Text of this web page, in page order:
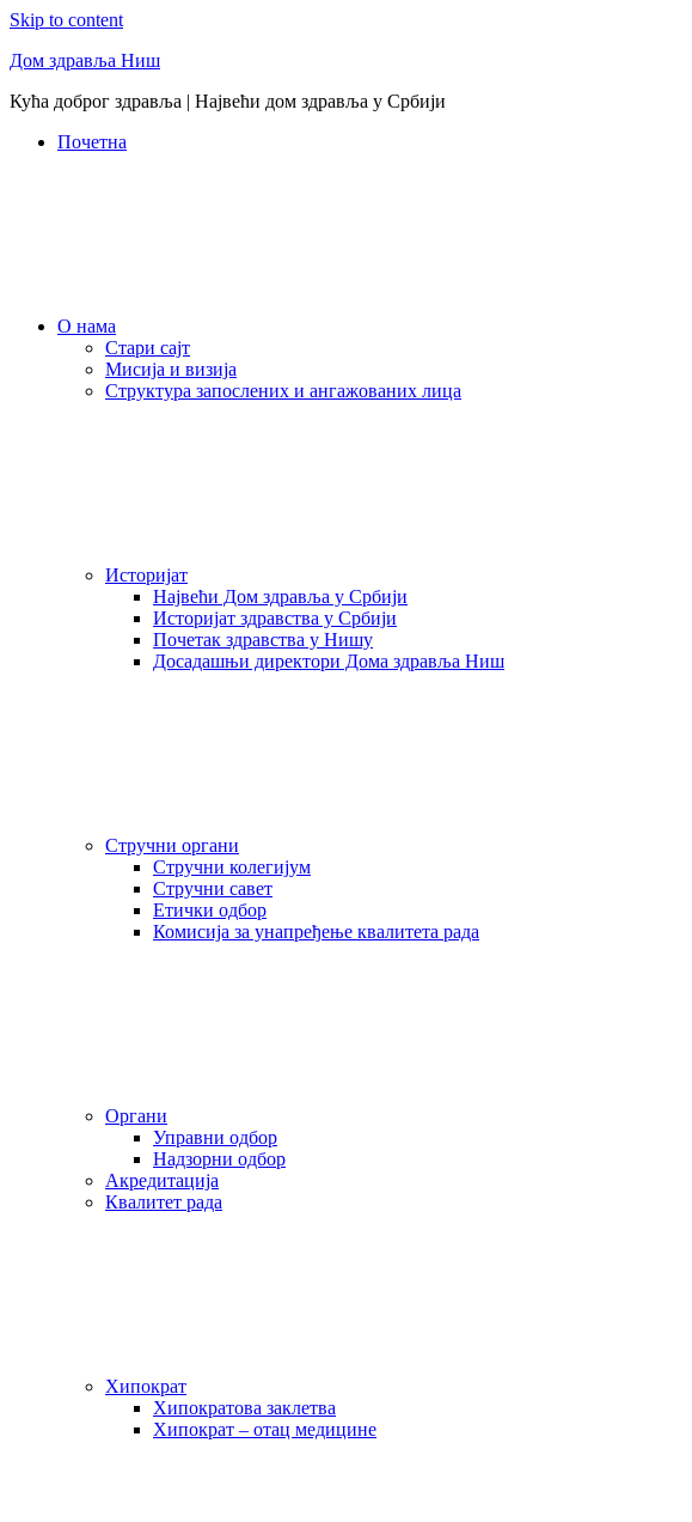
Skip to content
Дом здравља Ниш
Кућа доброг здравља | Највећи дом здравља у Србији
Почетна
О нама
Стари сајт
Мисија и визија
Структура запослених и ангажованих лица
Историјат
Највећи Дом здравља у Србији
Историјат здравства у Србији
Почетак здравства у Нишу
Досадашњи директори Дома здравља Ниш
Стручни органи
Стручни колегијум
Стручни савет
Етички одбор
Комисија за унапређење квалитета рада
Органи
Управни одбор
Надзорни одбор
Акредитација
Квалитет рада
Хипократ
Хипократова заклетва
Хипократ – отац медицине